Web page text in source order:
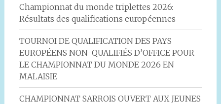
Championnat du monde triplettes 2026:
Résultats des qualifications européennes
TOURNOI DE QUALIFICATION DES PAYS
EUROPÉENS NON-QUALIFIÉS D’OFFICE POUR
LE CHAMPIONNAT DU MONDE 2026 EN
MALAISIE
CHAMPIONNAT SARROIS OUVERT AUX JEUNES